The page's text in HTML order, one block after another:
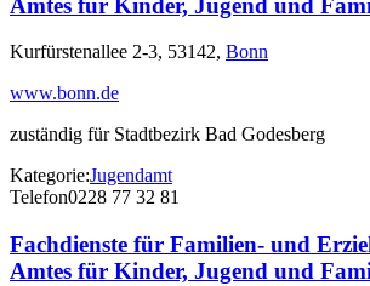
Kurfürstenallee 2-3, 53142, Bonn
www.bonn.de
zuständig für Stadtbezirk Bad Godesberg
Kategorie:Jugendamt
Telefon0228 77 32 81
Fachdienste für Familien- und
Amtes für Kinder, Jugend und